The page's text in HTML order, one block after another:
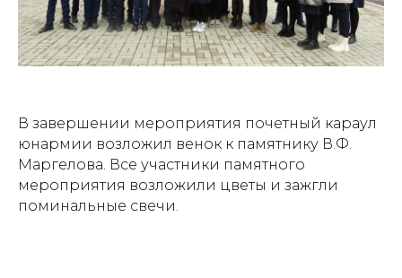
В завершении мероприятия почетный караул
юнармии возложил венок к памятнику В.Ф.
Маргелова. Все участники памятного
мероприятия возложили цветы и зажгли
поминальные свечи.